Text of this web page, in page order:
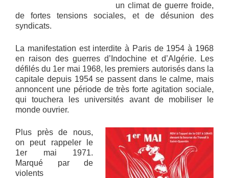
un climat de guerre froide,
de fortes tensions sociales, et de désunion des
syndicats.
La manifestation est interdite à Paris de 1954 à 1968
en raison des guerres d’Indochine et d’Algérie. Les
défilés du 1er mai 1968, les premiers autorisés dans la
capitale depuis 1954 se passent dans le calme, mais
annoncent une période de très forte agitation sociale,
qui touchera les universités avant de mobiliser le
monde ouvrier.
Plus près de nous,
on peut rappeler le
1er mai 1971.
Marqué par de
violents